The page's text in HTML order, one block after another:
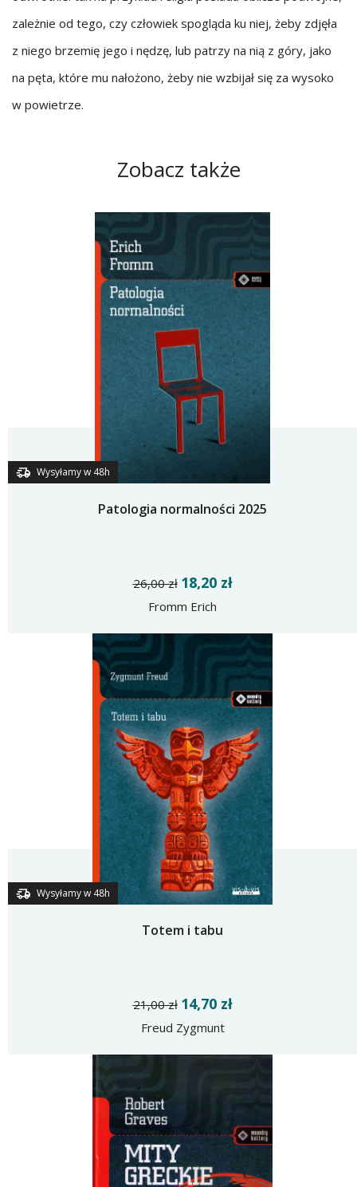
zależnie od tego, czy człowiek spogląda ku niej, żeby zdjęła
z niego brzemię jego i nędzę, lub patrzy na nią z góry, jako
na pęta, które mu nałożono, żeby nie wzbijał się za wysoko
w powietrze.
Zobacz także
Wysyłamy w 48h
Patologia normalności 2025
26,00 zł 18,20 zł
Fromm Erich
Wysyłamy w 48h
Totem i tabu
21,00 zł 14,70 zł
Freud Zygmunt